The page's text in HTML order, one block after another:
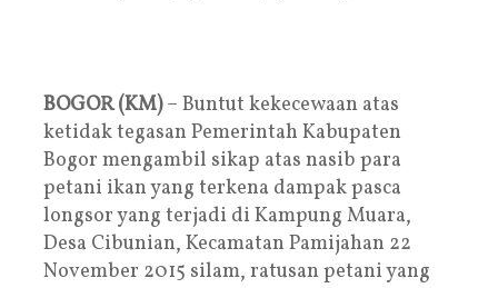
BOGOR (KM)– Buntut kekecewaan atas
ketidak tegasan Pemerintah Kabupaten
Bogor mengambil sikap atas nasib para
petani ikan yang terkena dampak pasca
longsor yang terjadi di Kampung Muara,
Desa Cibunian, Kecamatan Pamijahan 22
November 2015 silam, ratusan petani yang